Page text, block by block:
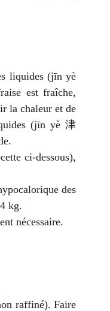
liquides (jīn yè
est fraîche,
la chaleur et de
(jīn yè 津
ci-dessous),
des
kg.
nécessaire.
raffiné). Faire